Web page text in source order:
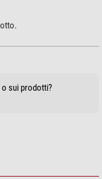
sui prodotti?